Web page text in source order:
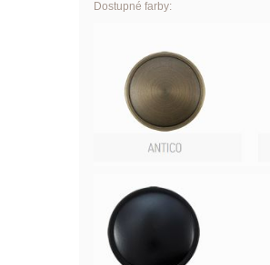
Dostupné farby: